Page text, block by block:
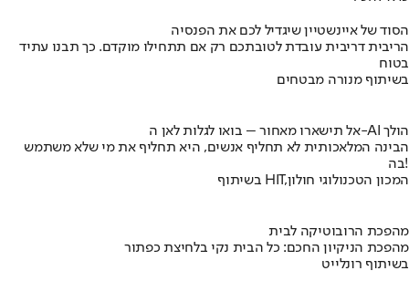
הסוד של איינשטיין שיגדיל לכם את הפנסיה
הריבית דריבית עובדת לטובתכם רק אם תתחילו מוקדם. כך תבנו עתיד
בטוח
בשיתוף מנורה מבטחים
אל תישארו מאחור – בואו לגלות לאן ה-AI הולך
הבינה המלאכותית לא תחליף אנשים, היא תחליף את מי שלא משתמש
בה!
בשיתוף HIT,המכון הטכנולוגי חולון
מהפכת הרובוטיקה לבית
מהפכת הניקיון החכם: כל הבית נקי בלחיצת כפתור
בשיתוף רונלייט